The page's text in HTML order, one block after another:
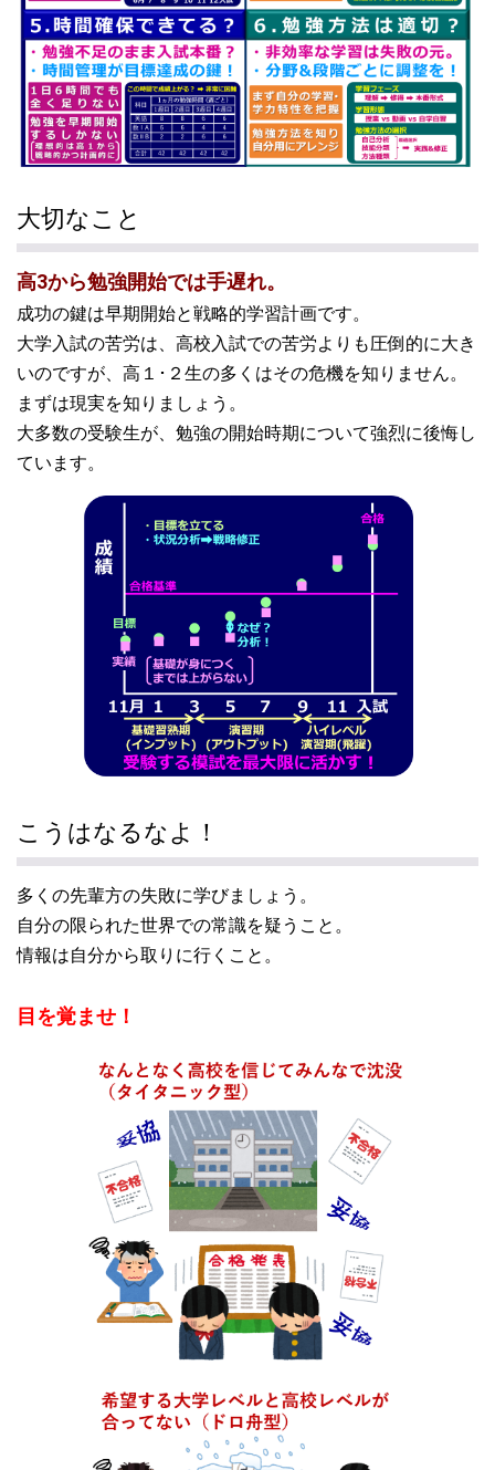
大切なこと
高3から勉強開始では手遅れ。
成功の鍵は早期開始と戦略的学習計画です。
大学入試の苦労は、高校入試での苦労よりも圧倒的に大き
いのですが、高１･２生の多くはその危機を知りません。
まずは現実を知りましょう。
大多数の受験生が、勉強の開始時期について強烈に後悔し
ています。
こうはなるなよ！
多くの先輩方の失敗に学びましょう。
自分の限られた世界での常識を疑うこと。
情報は自分から取りに行くこと。
目を覚ませ！